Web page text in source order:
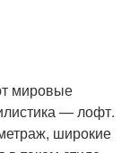
мировые
— лофт.
широкие